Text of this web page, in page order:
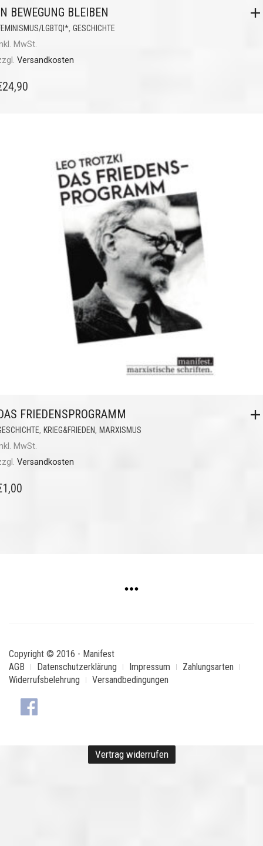
BEWEGUNG BLEIBEN
LGBTQI*, GESCHICHTE
MwSt.
Versandkosten
24,90
FRIEDENSPROGRAMM
, KRIEG&FRIEDEN, MARXISMUS
MwSt.
Versandkosten
1,00
Copyright © 2016 - Manifest
AGB
Datenschutzerklärung Impressum
Zahlungsarten
Widerrufsbelehrung
Versandbedingungen
Vertrag widerrufen